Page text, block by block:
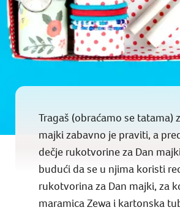
Tragaš (obraćamo se
majki zabavno je praviti, a
dečje rukotvorine za Dan
budući da se u njima koristi
rukotvorina za Dan majki, za
maramica Zewa i kartonska